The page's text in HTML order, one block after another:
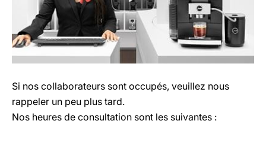
Si nos collaborateurs sont occupés, veuillez nous
rappeler un peu plus tard.
Nos heures de consultation sont les suivantes :